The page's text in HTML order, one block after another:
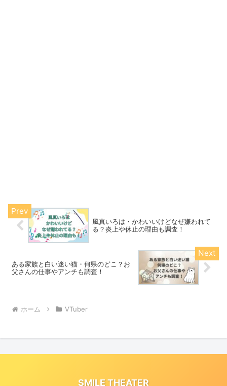
風真いろは・かわいいけどなぜ嫌われて
る？炎上や休止の理由も調査！
ある家族と白い迷い猫・何県のどこ？お
父さんの仕事やアンチも調査！
ホーム VTuber
SMILE THEATER